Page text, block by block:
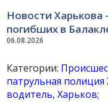
06.08.2026
Новости Харькова
погибших в
Категории:
патрульная полиция
водитель,Харьков;